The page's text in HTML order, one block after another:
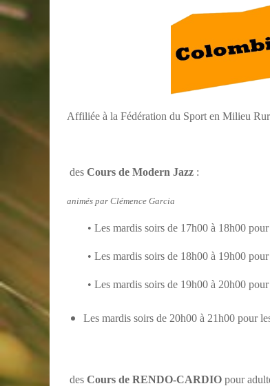
Affiliée à la Fédération du Sport en Milieu
des Cours de Modern Jazz :
animés par Clémence Garcia
• Les mardis soirs de 17h00 à 18h00
• Les mardis soirs de 18h00 à 19h00
• Les mardis soirs de 19h00 à 20h00
Les mardis soirs de 20h00 à 21h00 pour
des Cours de RENDO-CARDIO pour